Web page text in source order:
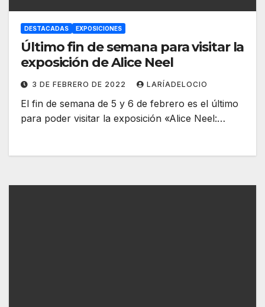
DESTACADAS EXPOSICIONES
Último fin de semana para visitar la
exposición de Alice Neel
3 DE FEBRERO DE 2022 LARÍADELOCIO
El fin de semana de 5 y 6 de febrero es el último
para poder visitar la exposición «Alice Neel:…